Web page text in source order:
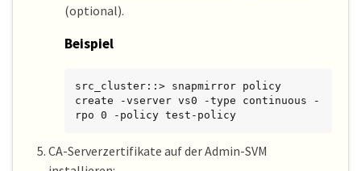
(optional).
Beispiel
src_cluster::> snapmirror policy
create -vserver vs0 -type continuous -
rpo 0 -policy test-policy
CA-Serverzertifikate auf der Admin-SVM